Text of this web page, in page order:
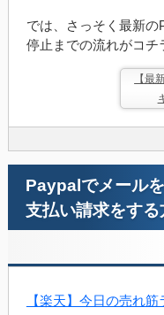
では、さっそく最新
停止までの流れがコチ
【最
Paypalでメール
支払い請求をする
【楽天】今日の売れ